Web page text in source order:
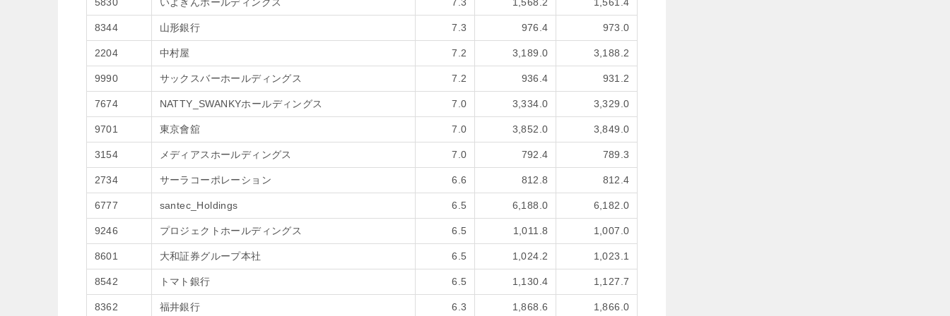
8344 山形銀行 7.3 976.4 973.0
2204 中村屋 7.2 3,189.0 3,188.2
9990 サックスバーホールディングス 7.2 936.4 931.2
7674 NATTY_SWANKYホールディングス 7.0 3,334.0 3,329.0
9701 東京會舘 7.0 3,852.0 3,849.0
3154 メディアスホールディングス 7.0 792.4 789.3
2734 サーラコーポレーション 6.6 812.8 812.4
6777 santec_Holdings 6.5 6,188.0 6,182.0
9246 プロジェクトホールディングス 6.5 1,011.8 1,007.0
8601 大和証券グループ本社 6.5 1,024.2 1,023.1
8542 トマト銀行 6.5 1,130.4 1,127.7
8362 福井銀行 6.3 1,868.6 1,866.0